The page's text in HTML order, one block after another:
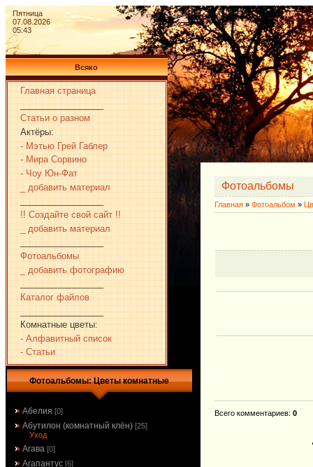
Пятница
07.08.2026
05:43
Всяко
Главная страница
Статьи о разном
Актёры:
- Мэтью Грей Габлер
- Мира Сорвино
- Чоу Юн-Фат
_ добавить материал
!! Создайте свой сайт !!
_ добавить материал
Фотоальбомы
_ добавить фотографию
Каталог файлов
Комнатные цветы:
- Алфавитный список
- Статьи
Фотоальбомы: Цветы комнатные
Абелия [0]
Абутилон (комнатный клён) [25]
Уход
Агава [0]
Агапантус [6]
Фотоальбомы
Главная » Фотоальбом »
Всего комментариев: 0